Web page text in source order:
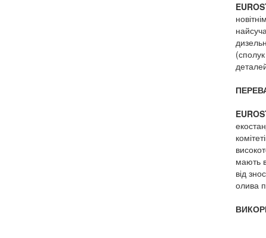
мають
від
олива